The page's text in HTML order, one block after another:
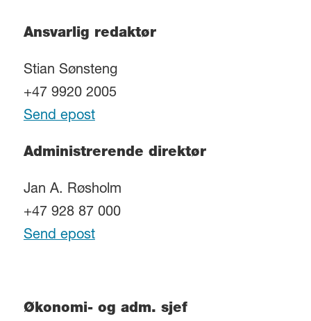
Ansvarlig redaktør
Stian Sønsteng
+47 9920 2005
Send epost
Administrerende direktør
Jan A. Røsholm
+47 928 87 000
Send epost
Økonomi- og adm. sjef